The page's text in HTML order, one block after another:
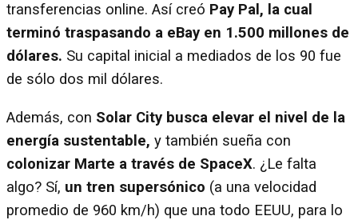
transferencias online. Así creó Pay Pal, la cual
terminó traspasando a eBay en 1.500 millones de
dólares. Su capital inicial a mediados de los 90 fue
de sólo dos mil dólares.
Además, con Solar City busca elevar el nivel de la
energía sustentable, y también sueña con
colonizar Marte a través de SpaceX. ¿Le falta
algo? Sí, un tren supersónico (a una velocidad
promedio de 960 km/h) que una todo EEUU, para lo